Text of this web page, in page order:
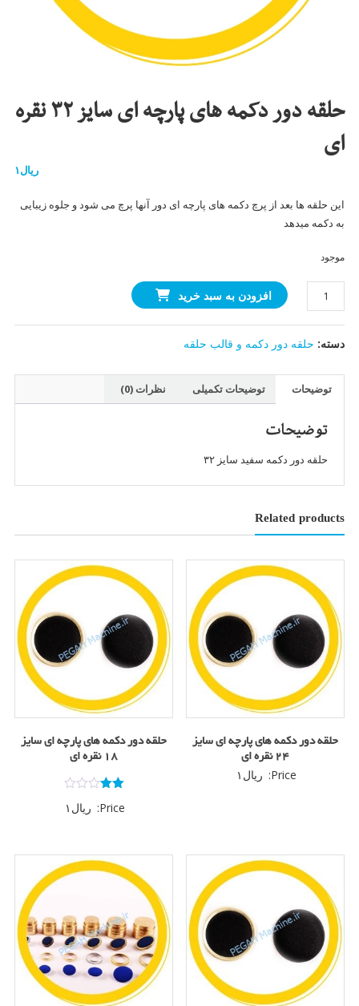
حلقه دور دکمه های پارچه ای سایز ۳۲ نقره
ای
ریال۱
این حلقه ها بعد از پرچ دکمه های پارچه ای دور آنها پرچ می شود و جلوه زیبایی
به دکمه میدهد
موجود
حلقه
دور
دکمه
های
سایز
نقره
افزودن به سبد خرید
دسته: حلقه دور دکمه و قالب حلقه
توضیحات توضیحات تکمیلی نظرات (0)
توضیحات
حلقه دور دکمه سفید سایز ۳۲
Related products
حلقه دور دکمه های پارچه ای سایز
۲۴ نقره ای
Price: ریال ۱
حلقه دور دکمه های پارچه ای سایز
۱۸ نقره ای
2.00
Price: ریال ۱